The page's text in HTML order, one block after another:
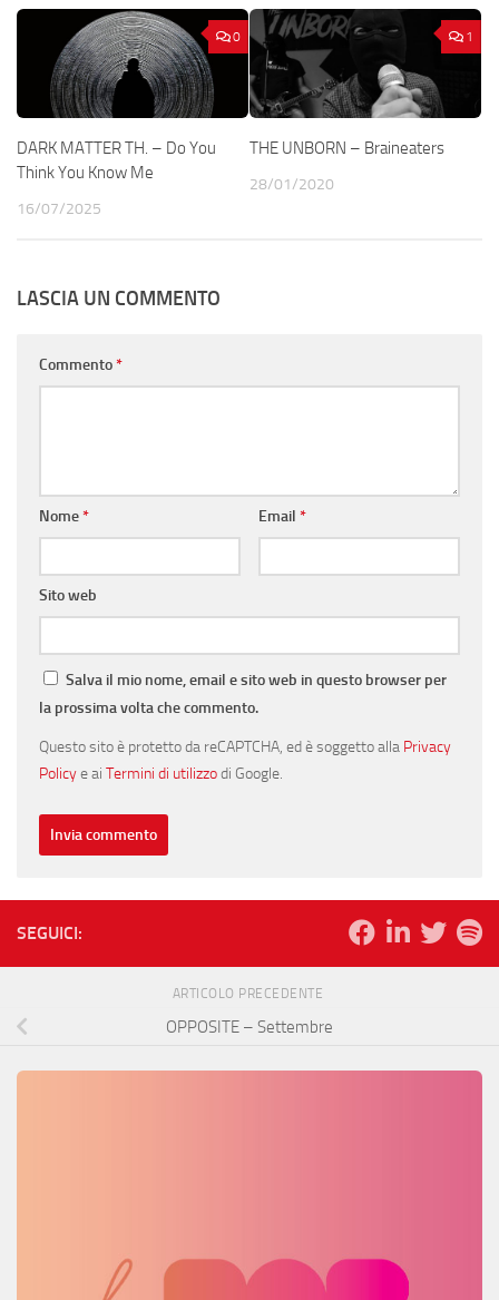
0
DARK MATTER TH. – Do You
Think You Know Me
16/07/2025
1
THE UNBORN – Braineaters
28/01/2020
LASCIA UN COMMENTO
Commento*
Nome* Email *
Sito web
Salva il mio nome, email e sito web in questo browser per
la prossima volta che commento.
Questo sito è protetto da reCAPTCHA, ed è soggetto alla Privacy
Policye ai Termini di utilizzodi Google.
SEGUICI:
ARTICOLO PRECEDENTE
OPPOSITE – Settembre